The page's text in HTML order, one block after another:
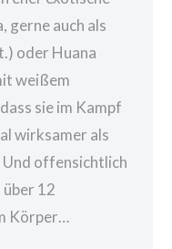
gerne auch als
oder Huana
weißem
sie im Kampf
wirksamer als
Und offensichtlich
12
Körper…